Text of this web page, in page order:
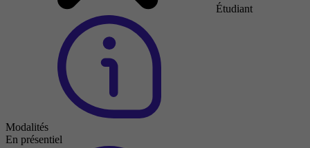
Étudiant
Modalités
En présentiel